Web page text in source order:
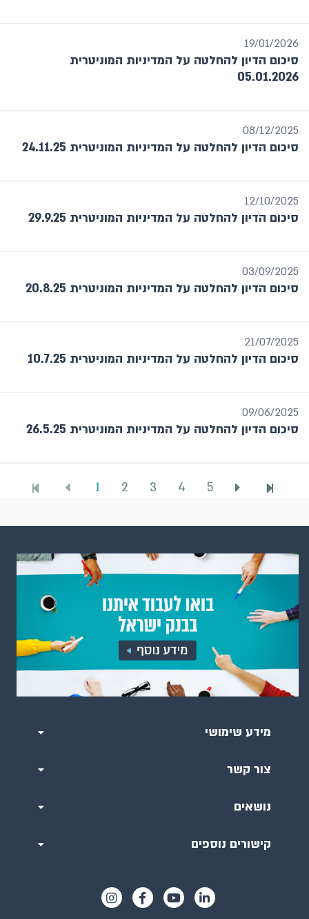
19/01/2026
סיכום הדיון להחלטה על המדיניות המוניטרית
05.01.2026
08/12/2025
סיכום הדיון להחלטה על המדיניות המוניטרית 24.11.25
12/10/2025
סיכום הדיון להחלטה על המדיניות המוניטרית 29.9.25
03/09/2025
סיכום הדיון להחלטה על המדיניות המוניטרית 20.8.25
21/07/2025
סיכום הדיון להחלטה על המדיניות המוניטרית 10.7.25
09/06/2025
סיכום הדיון להחלטה על המדיניות המוניטרית 26.5.25
1 2 3 4 5
מידע שימושי
צור קשר
נושאים
קישורים נוספים